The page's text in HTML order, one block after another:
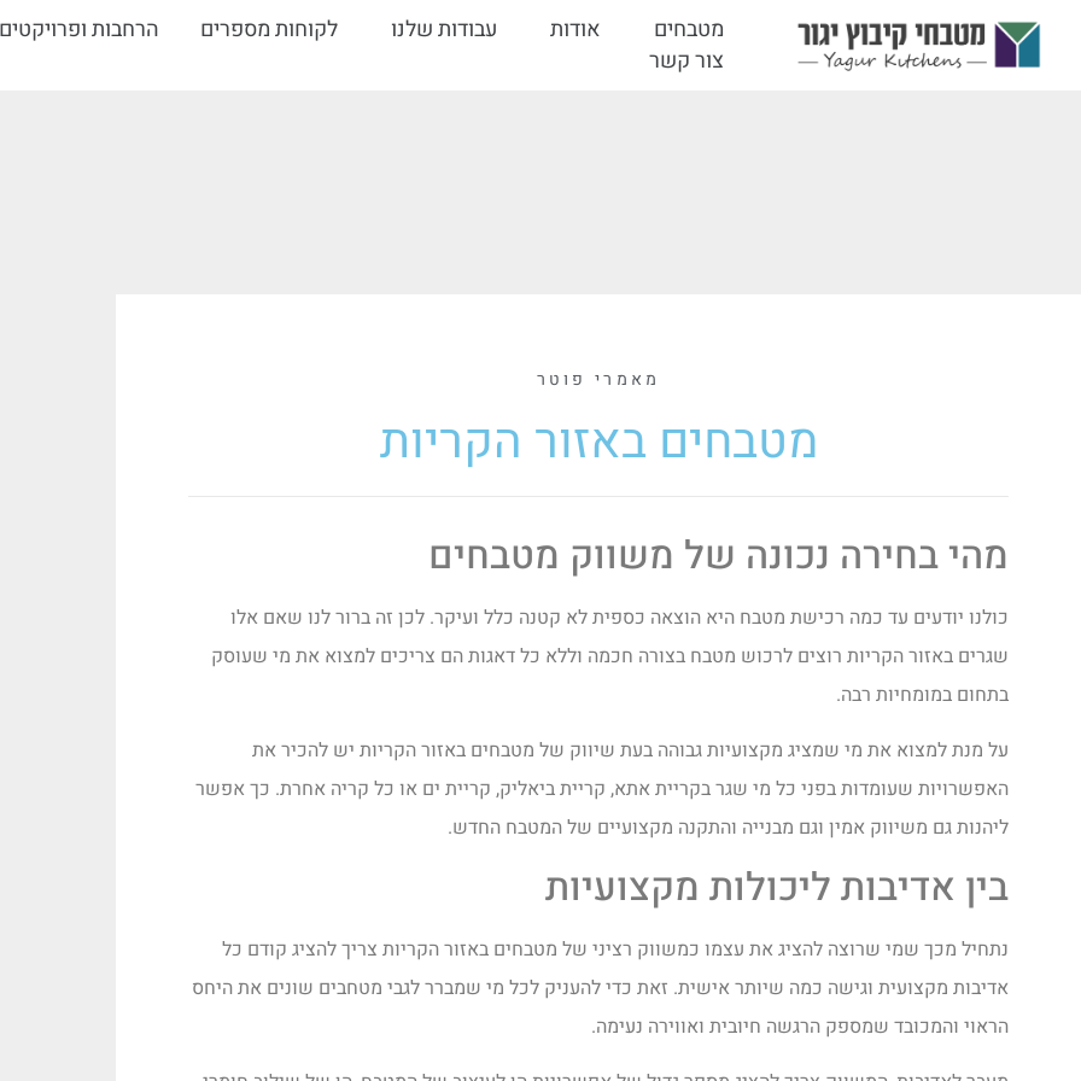
מטבחים אודות עבודות שלנו לקוחות מספרים
הרחבות ופרויקטים
צור קשר
מאמרי פוטר
מטבחים באזור הקריות
מהי בחירה נכונה של משווק מטבחים
כולנו יודעים עד כמה רכישת מטבח היא הוצאה כספית לא קטנה כלל ועיקר. לכן זה ברור לנו שאם אלו
שגרים באזור הקריות רוצים לרכוש מטבח בצורה חכמה וללא כל דאגות הם צריכים למצוא את מי שעוסק
בתחום במומחיות רבה.
על מנת למצוא את מי שמציג מקצועיות גבוהה בעת שיווק של מטבחים באזור הקריות יש להכיר את
האפשרויות שעומדות בפני כל מי שגר בקריית אתא, קריית ביאליק, קריית ים או כל קריה אחרת. כך אפשר
ליהנות גם משיווק אמין וגם מבנייה והתקנה מקצועיים של המטבח החדש.
בין אדיבות ליכולות מקצועיות
נתחיל מכך שמי שרוצה להציג את עצמו כמשווק רציני של מטבחים באזור הקריות צריך להציג קודם כל
אדיבות מקצועית וגישה כמה שיותר אישית. זאת כדי להעניק לכל מי שמברר לגבי מטחבים שונים את היחס
הראוי והמכובד שמספק הרגשה חיובית ואווירה נעימה.